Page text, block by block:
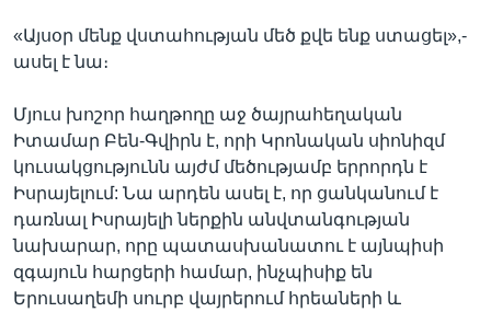
«Այսօր մենք վստահության մեծ քվե ենք ստացել»,-
ասել է նա։
Մյուս խոշոր հաղթողը աջ ծայրահեղական
Իտամար Բեն-Գվիրն է, որի Կրոնական սիոնիզմ
կուսակցությունն այժմ մեծությամբ երրորդն է
Իսրայելում: Նա արդեն ասել է, որ ցանկանում է
դառնալ Իսրայելի ներքին անվտանգության
նախարար, որը պատասխանատու է այնպիսի
զգայուն հարցերի համար, ինչպիսիք են
Երուսաղեմի սուրբ վայրերում հրեաների և